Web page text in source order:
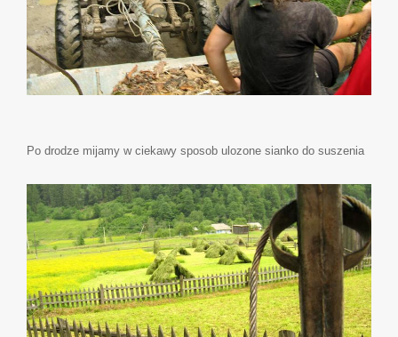
Po drodze mijamy w ciekawy sposob ulozone sianko do suszenia